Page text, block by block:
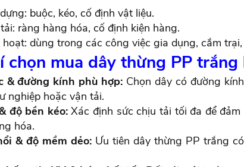
buộc, kéo, cố định vật liệu.
ràng hàng hóa, cố định kiện hàng.
dùng trong các công việc gia dụng, cắm trại,
chọn mua dây thừng PP
& đường kính phù hợp: Chọn dây có đường
nghiệp hoặc vận tải.
độ bền kéo:Xác định sức chịu tải tối đa để
hóa.
& độ mềm dẻo: Ưu tiên dây thừng PP trắng